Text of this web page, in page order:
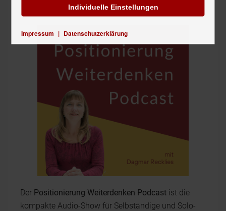
Unser Hör-Tipp
Der Positionierung Weiterdenken Podcast ist die
kompakte Audio-Show für Selbständige und Solo-
Impressum | Datenschutzerklärung
Individuelle Einstellungen